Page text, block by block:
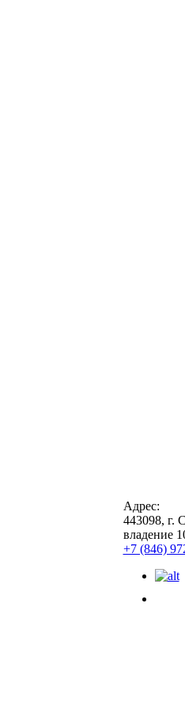
Адрес:
443098, г.
владение
+7 (846)